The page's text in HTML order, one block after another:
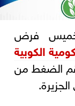
فرض
الكوبية
الضغط من